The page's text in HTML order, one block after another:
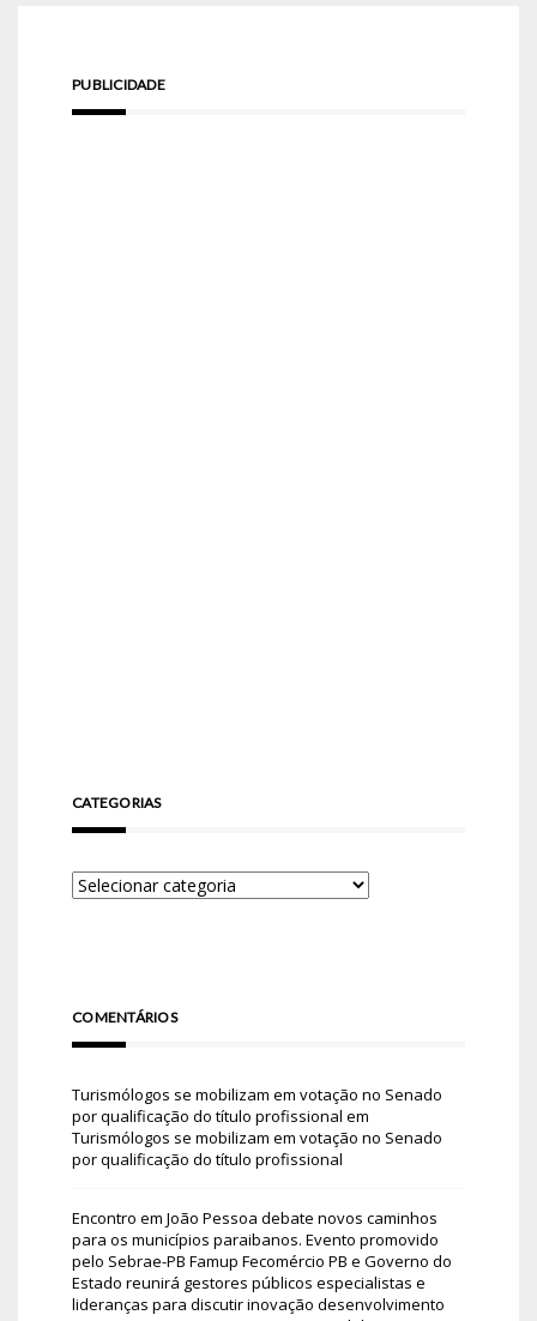
PUBLICIDADE
CATEGORIAS
COMENTÁRIOS
Turismólogos se mobilizam em votação no Senado
por qualificação do título profissional em
Turismólogos se mobilizam em votação no Senado
por qualificação do título profissional
Encontro em João Pessoa debate novos caminhos
para os municípios paraibanos. Evento promovido
pelo Sebrae-PB Famup Fecomércio PB e Governo do
Estado reunirá gestores públicos especialistas e
lideranças para discutir inovação desenvolvimento